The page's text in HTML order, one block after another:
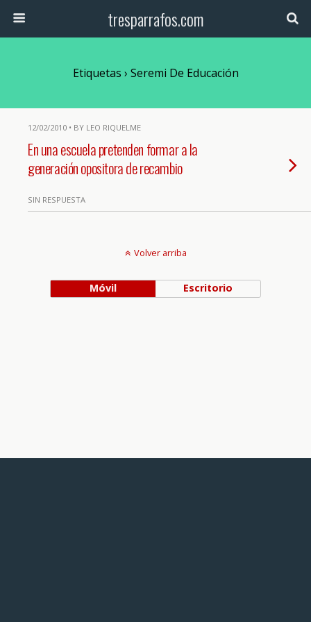
tresparrafos.com
Etiquetas › Seremi De Educación
12/02/2010 • BY LEO RIQUELME
En una escuela pretenden formar a la
generación opositora de recambio
SIN RESPUESTA
Volver arriba
Móvil Escritorio